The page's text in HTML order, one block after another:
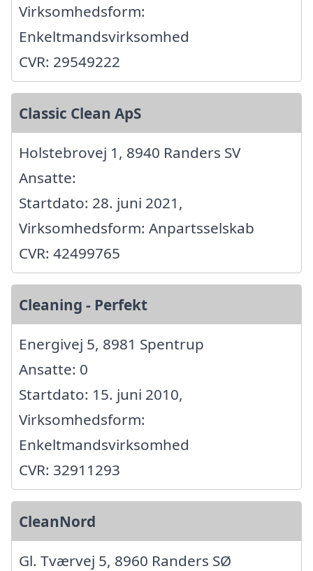
Virksomhedsform:
Enkeltmandsvirksomhed
CVR: 29549222
Classic Clean ApS
Holstebrovej 1, 8940 Randers SV
Ansatte:
Startdato: 28. juni 2021,
Virksomhedsform: Anpartsselskab
CVR: 42499765
Cleaning - Perfekt
Energivej 5, 8981 Spentrup
Ansatte: 0
Startdato: 15. juni 2010,
Virksomhedsform:
Enkeltmandsvirksomhed
CVR: 32911293
CleanNord
Gl. Tværvej 5, 8960 Randers SØ